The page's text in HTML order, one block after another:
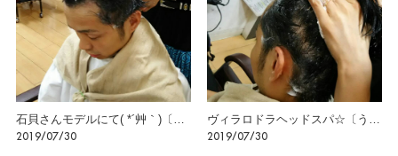
COUPON
BLOG
NEWS
RECRUIT
2019/07/30 2019/07/30